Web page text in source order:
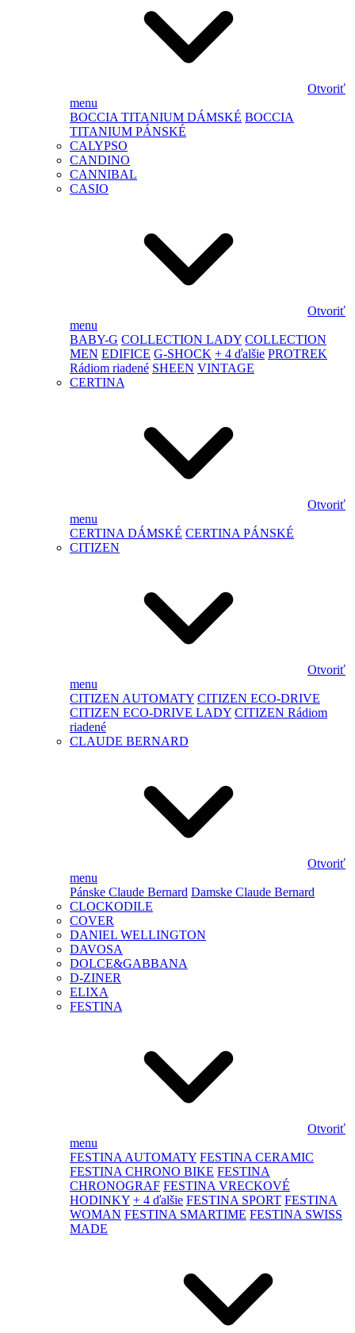
Otvoriť
menu
BOCCIA TITANIUM DÁMSKÉ BOCCIA
TITANIUM PÁNSKÉ
CALYPSO
CANDINO
CANNIBAL
CASIO
Otvoriť
menu
BABY-G COLLECTION LADY COLLECTION
MEN EDIFICE G-SHOCK + 4 ďalšie PROTREK
Rádiom riadené SHEEN VINTAGE
CERTINA
Otvoriť
menu
CERTINA DÁMSKÉ CERTINA PÁNSKÉ
CITIZEN
Otvoriť
menu
CITIZEN AUTOMATY CITIZEN ECO-DRIVE
CITIZEN ECO-DRIVE LADY CITIZEN Rádiom
riadené
CLAUDE BERNARD
Otvoriť
menu
Pánske Claude Bernard Damske Claude Bernard
CLOCKODILE
COVER
DANIEL WELLINGTON
DAVOSA
DOLCE&GABBANA
D-ZINER
ELIXA
FESTINA
Otvoriť
menu
FESTINA AUTOMATY FESTINA CERAMIC
FESTINA CHRONO BIKE FESTINA
CHRONOGRAF FESTINA VRECKOVÉ
HODINKY + 4 ďalšie FESTINA SPORT FESTINA
WOMAN FESTINA SMARTIME FESTINA SWISS
MADE